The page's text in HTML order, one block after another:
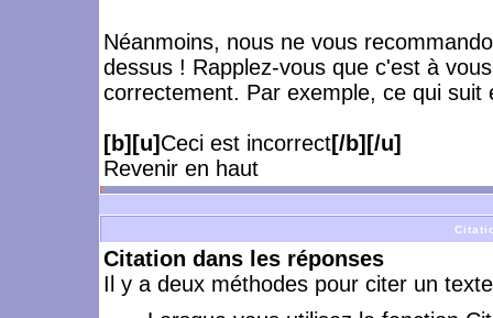
Néanmoins, nous ne vous
dessus ! Rapplez-vous que c'est à
correctement. Par exemple, ce qui suit
[b][u] Ceci est incorrect[/b][/u]
Revenir en haut
Citation dans les réponses
Il y a deux méthodes pour citer un